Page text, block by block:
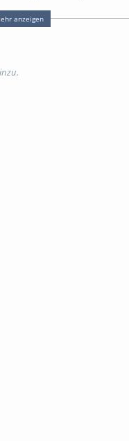
NRW, CC BY-NC-ND 4.0"
anzeigen